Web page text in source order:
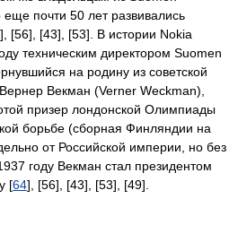
почти 50 лет развивались
[56], [43], [53]. В истории Nokia
техническим директором Suomen
на родину из советской
Векман (Verner Weckman),
призер лондонской Олимпиады
борьбе (сборная Финляндии на
от Российской империи, но без
году Векман стал президентом
[64], [56], [43], [53], [49].